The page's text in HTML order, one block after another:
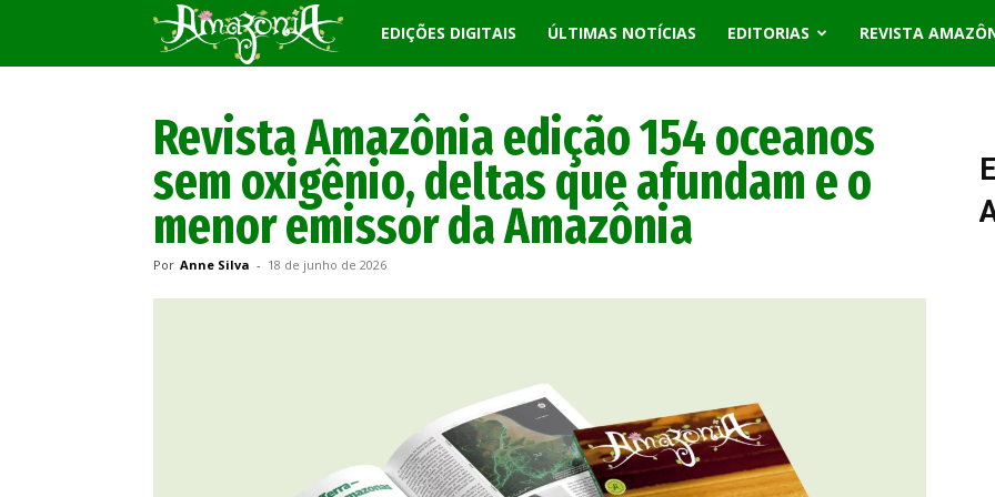
Revista
EDIÇÕES DIGITAIS ÚLTIMAS NOTÍCIAS EDITORIAS REVISTA
Revista Amazônia edição 154 oceanos
sem oxigênio, deltas que afundam e o
menor emissor da Amazônia
Por Anne Silva - 18 de junho de 2026